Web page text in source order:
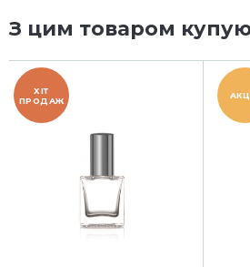
З цим товаром
ХІТ
ПРОДАЖ